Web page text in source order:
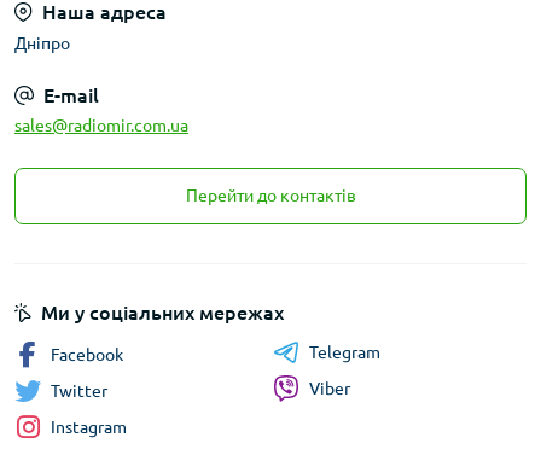
Наша адреса
Дніпро
E-mail
sales@radiomir.com.ua
Перейти до контактів
Ми у соціальних мережах
Facebook
Twitter
Instagram
Telegram
Viber